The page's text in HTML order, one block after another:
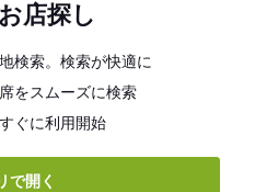
店探し
検索。検索が快適に
をスムーズに検索
ぐに利用開始
で開く